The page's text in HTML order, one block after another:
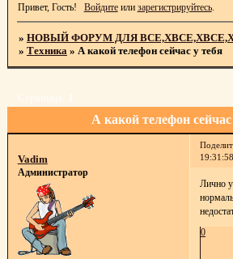
Привет, Гость! Войдитеили зарегистрируйтесь.
» НОВЫЙ ФОРУМ ДЛЯ
» Техника » А какой телефон сейчас у тебя
А какой телефон сейчас
Страница: 1
19:31:58
Vadim
Администратор
Лично
0